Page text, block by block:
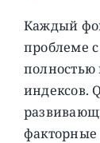
Каждый
проблеме
полностью
индексов.
факторные